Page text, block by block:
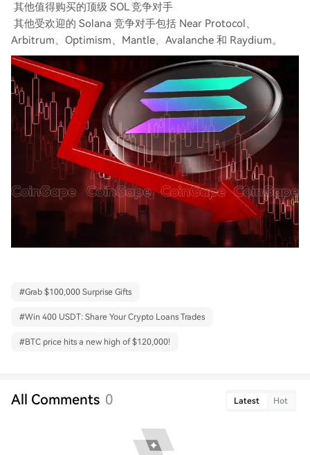
其他值得购买的顶级 SOL 竞争对手
其他受欢迎的 Solana 竞争对手包括 Near Protocol、
Arbitrum、Optimism、Mantle、Avalanche 和 Raydium。
#Grab $100,000 Surprise Gifts
#Win 400 USDT: Share Your Crypto Loans Trades
#BTC price hits a new high of $120,000!
All Comments 0 Latest Hot